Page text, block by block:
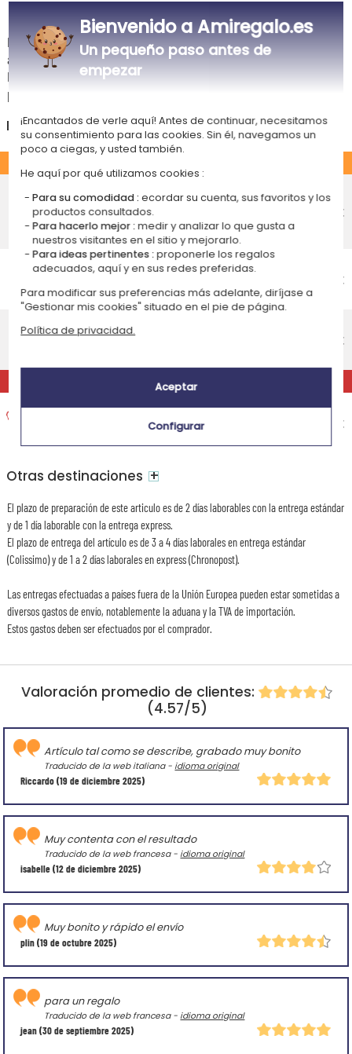
Valoración promedio de clientes:
(4.57/5)
Riccardo(19 de diciembre 2025)
Artículo tal como se describe, grabado muy bonito
Traducido de la web italiana - idioma original
isabelle(12 de diciembre 2025)
Muy contenta con el resultado
Traducido de la web francesa - idioma original
plin(19 de octubre 2025)
Muy bonito y rápido el envío
jean(30 de septiembre 2025)
para un regalo
Traducido de la web francesa - idioma original
Tiempos de entrega y gastos de envío
La estimación de la fecha de recepción y de los gastos de envío de este
articulo están indicados a continuación.
Las fechas estimadas a continuación se aplican para un pedido con
pago en tarjeta bancaria o PayPal.
España
recogida
Recepción prevista el
Lunes 17 de agosto 2026
4,75 €
Entrega económico a domicilio
Recepción prevista el
Lunes 17 de agosto 2026
4,95 €
Entrega estándar a domicilio
Recepción prevista el
9,95 €
EXPRÉS
Entrega exprés a domicilio
Recepción prevista el
14,95 €
Otras destinaciones +
El plazo de preparación de este articulo es de 2 días laborables con la entrega estándar
y de 1 día laborable con la entrega express.
El plazo de entrega del artículo es de 3 a 4 días laborales en entrega estándar
(Colissimo) y de 1 a 2 días laborales en express (Chronopost).
Las entregas efectuadas a países fuera de la Unión Europea pueden estar sometidas a
diversos gastos de envío, notablemente la aduana y la TVA de importación.
Estos gastos deben ser efectuados por el comprador.
Bienvenido a Amiregalo.es
Un pequeño paso antes de
empezar
¡Encantados de verle aquí! Antes de continuar, necesitamos
su consentimiento para las cookies. Sin él, navegamos un
poco a ciegas, y usted también.
He aquí por qué utilizamos cookies :
Para su comodidad : ecordar su cuenta, sus favoritos y los
productos consultados.
Para hacerlo mejor :medir y analizar lo que gusta a
nuestros visitantes en el sitio y mejorarlo.
Para ideas pertinentes :proponerle los regalos
adecuados, aquí y en sus redes preferidas.
Para modificar sus preferencias más adelante, diríjase a
"Gestionar mis cookies" situado en el pie de página.
Política de privacidad.
Aceptar
Configurar